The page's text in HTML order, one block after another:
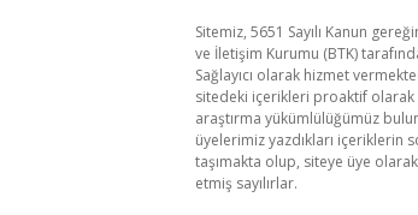
Sitemiz, 5651 Sayılı Kanun
ve İletişim Kurumu (BTK)
Sağlayıcı olarak hizmet
sitedeki içerikleri proaktif olarak
araştırma yükümlülüğümüz
üyelerimiz yazdıkları içeriklerin
taşımakta olup, siteye üye
etmiş sayılırlar.